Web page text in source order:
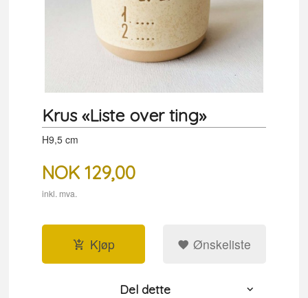
Krus «Liste over ting»
H9,5 cm
NOK 129,00
inkl. mva.
Kjøp Ønskeliste
Del dette